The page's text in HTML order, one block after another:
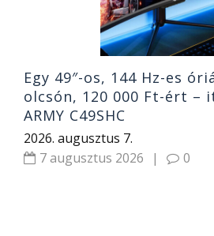
Egy 49″-os, 144 Hz-es
olcsón, 120 000 Ft-ért –
ARMY C49SHC
2026. augusztus 7.
7 augusztus 2026
| 0